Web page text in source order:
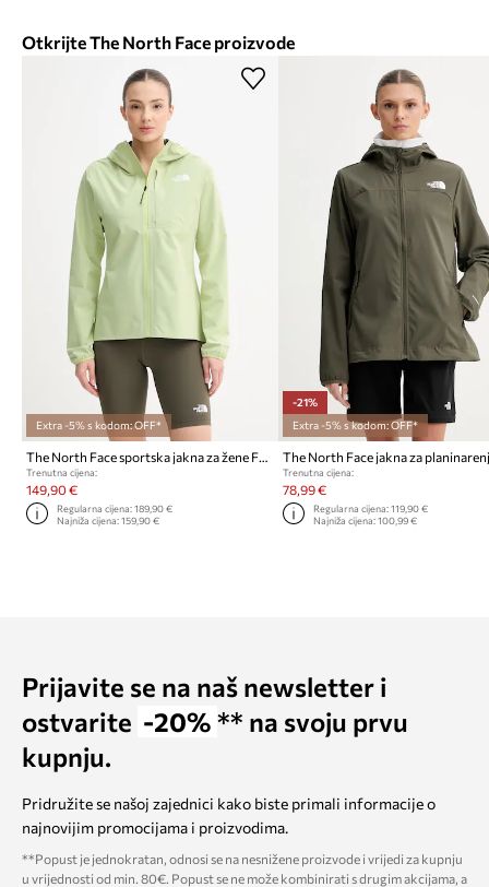
Otkrijte The North Face proizvode
Extra -5% s kodom: OFF*
The North Face sportska jakna za žene FONTANALES
Trenutna cijena:
149,90 €
Regularna cijena:189,90 €
Najniža cijena:159,90 €
-21%
Extra -5% s kodom: OFF*
Trenutna cijena:
78,99 €
Regularna cijena: 119,90 €
Najniža cijena: 100,99 €
Prijavite se na naš newsletter i
ostvarite -20% ** na svoju prvu
kupnju.
Pridružite se našoj zajednici kako biste primali informacije o
najnovijim promocijama i proizvodima.
**Popust je jednokratan, odnosi se na nesnižene proizvode i vrijedi za kupnju
u vrijednosti od min. 80€. Popust se ne može kombinirati s drugim akcijama, a